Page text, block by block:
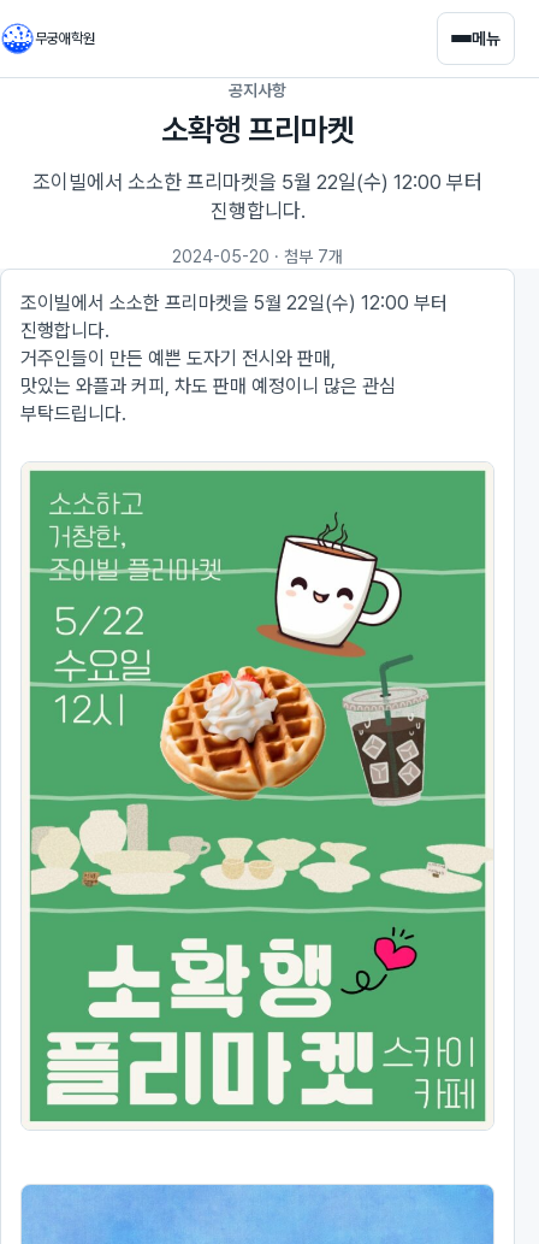
무궁애학원 메뉴
공지사항
소확행 프리마켓
조이빌에서 소소한 프리마켓을 5월 22일(수) 12:00 부터
진행합니다.
2024-05-20 · 첨부 7개
조이빌에서 소소한 프리마켓을 5월 22일(수) 12:00 부터
진행합니다.
거주인들이 만든 예쁜 도자기 전시와 판매,
맛있는 와플과 커피, 차도 판매 예정이니 많은 관심
부탁드립니다.